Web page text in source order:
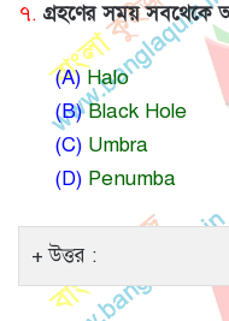
৭. গ্রহণের সময় সবথেকে
(A) Halo
(B)Black Hole
(C) Umbra
(D) Penumba
উত্তর :